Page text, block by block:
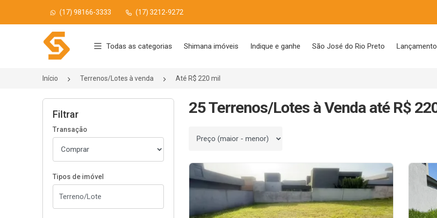
(17) 98166-3333 (17) 3212-9272
Página inicial
Todas as categorias Shimana imóveis Indique e ganhe São José do Rio Preto
Início Terrenos/Lotes à venda Até R$ 220 mil
Filtrar
Transação
Tipos de imóvel
25 Terrenos/Lotes à Venda até R$
Ordenar por